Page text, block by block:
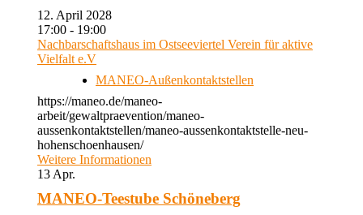
12. April 2028
17:00 - 19:00
Nachbarschaftshaus im Ostseeviertel Verein für aktive
Vielfalt e.V
MANEO-Außenkontaktstellen
https://maneo.de/maneo-
arbeit/gewaltpraevention/maneo-
aussenkontaktstellen/maneo-aussenkontaktstelle-neu-
hohenschoenhausen/
Weitere Informationen
13 Apr.
MANEO-Teestube Schöneberg